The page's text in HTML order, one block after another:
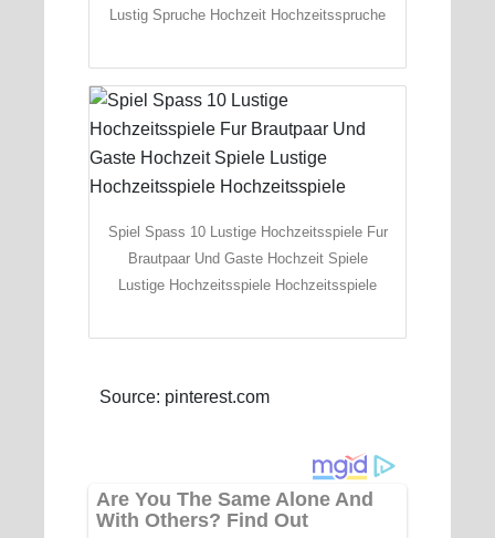
Lustig Spruche Hochzeit Hochzeitsspruche
Spiel Spass 10 Lustige Hochzeitsspiele Fur
Brautpaar Und Gaste Hochzeit Spiele
Lustige Hochzeitsspiele Hochzeitsspiele
Source: pinterest.com